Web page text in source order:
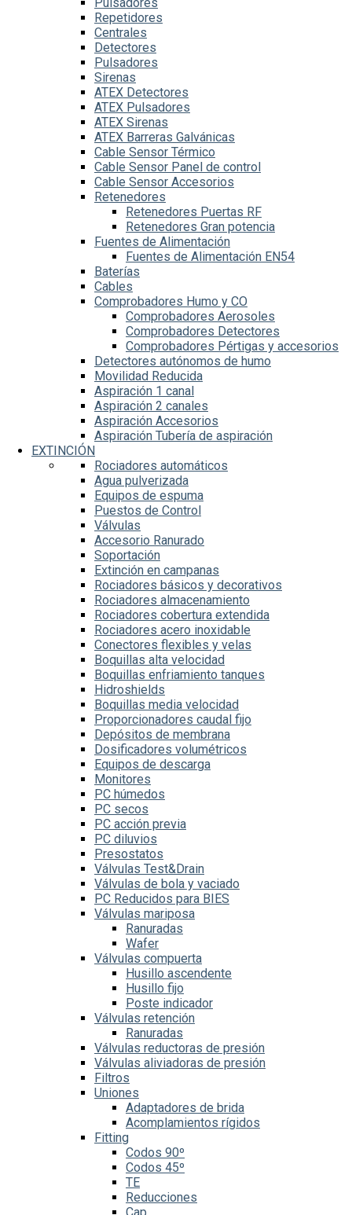
Repetidores
Centrales
Detectores
Pulsadores
Sirenas
ATEX Detectores
ATEX Pulsadores
ATEX Sirenas
ATEX Barreras Galvánicas
Cable Sensor Térmico
Cable Sensor Panel de control
Cable Sensor Accesorios
Retenedores
Retenedores Puertas RF
Retenedores Gran potencia
Fuentes de Alimentación
Fuentes de Alimentación EN54
Baterías
Cables
Comprobadores Humo y CO
Comprobadores Aerosoles
Comprobadores Detectores
Comprobadores Pértigas y accesorios
Detectores autónomos de humo
Movilidad Reducida
Aspiración 1 canal
Aspiración 2 canales
Aspiración Accesorios
Aspiración Tubería de aspiración
EXTINCIÓN
Rociadores automáticos
Agua pulverizada
Equipos de espuma
Puestos de Control
Válvulas
Accesorio Ranurado
Soportación
Extinción en campanas
Rociadores básicos y decorativos
Rociadores almacenamiento
Rociadores cobertura extendida
Rociadores acero inoxidable
Conectores flexibles y velas
Boquillas alta velocidad
Boquillas enfriamiento tanques
Hidroshields
Boquillas media velocidad
Proporcionadores caudal fijo
Depósitos de membrana
Dosificadores volumétricos
Equipos de descarga
Monitores
PC húmedos
PC secos
PC acción previa
PC diluvios
Presostatos
Válvulas Test&Drain
Válvulas de bola y vaciado
PC Reducidos para BIES
Válvulas mariposa
Ranuradas
Wafer
Válvulas compuerta
Husillo ascendente
Husillo fijo
Poste indicador
Válvulas retención
Ranuradas
Válvulas reductoras de presión
Válvulas aliviadoras de presión
Filtros
Uniones
Adaptadores de brida
Acomplamientos rígidos
Fitting
Codos 90º
Codos 45º
TE
Reducciones